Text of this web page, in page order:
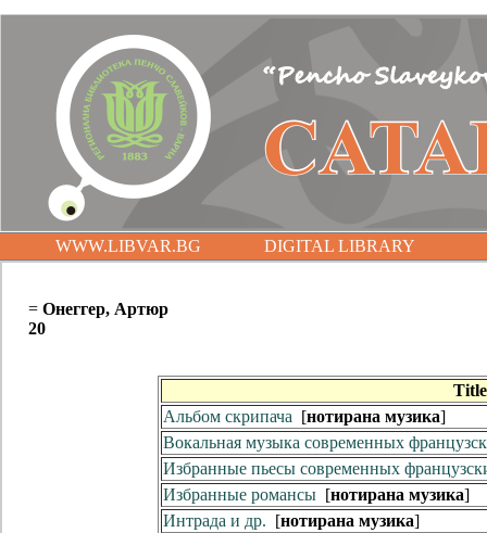
WWW.LIBVAR.BG DIGITAL LIBRARY
= Онеггер, Артюр
20
Title
Альбом скрипача [нотирана музика]
Вокальная музыка современных
Избранные пьесы современных
Избранные романсы [нотирана музика]
Интрада и др. [нотирана музика]